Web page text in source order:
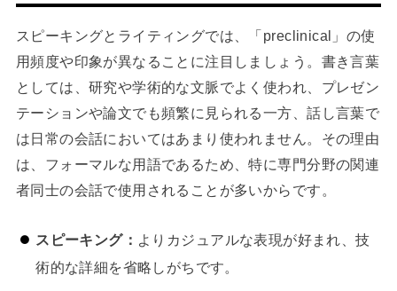
スピーキングとライティングでは、「preclinical」の使
用頻度や印象が異なることに注目しましょう。書き言葉
としては、研究や学術的な文脈でよく使われ、プレゼン
テーションや論文でも頻繁に見られる一方、話し言葉で
は日常の会話においてはあまり使われません。その理由
は、フォーマルな用語であるため、特に専門分野の関連
者同士の会話で使用されることが多いからです。
スピーキング： よりカジュアルな表現が好まれ、技
術的な詳細を省略しがちです。